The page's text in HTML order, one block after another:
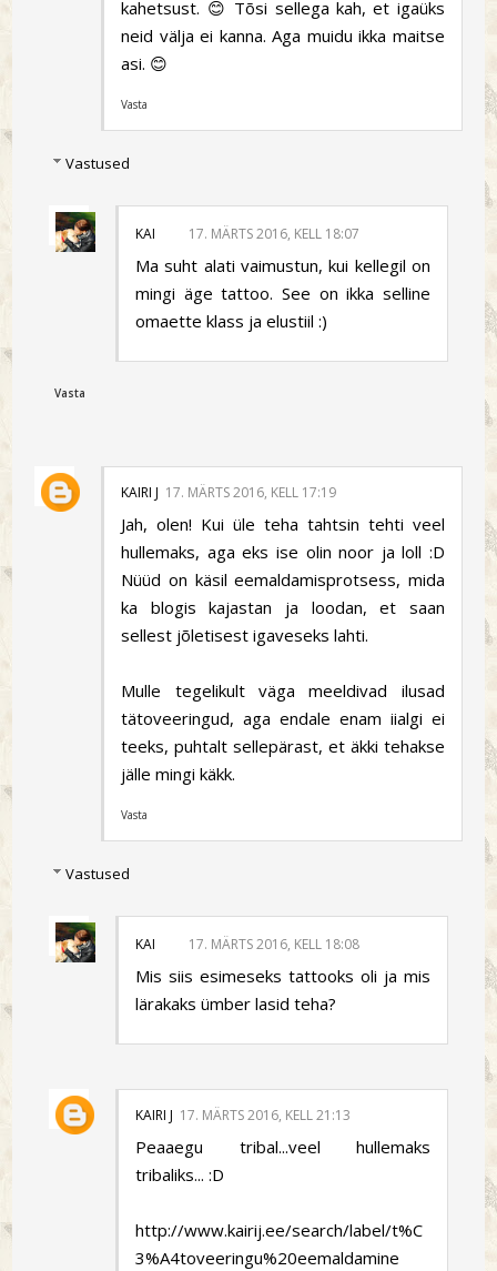
kahetsust. 😊 Tõsi sellega kah, et igaüks
neid välja ei kanna. Aga muidu ikka maitse
asi. 😊
Vasta
Vastused
KAI 17. MÄRTS 2016, KELL 18:07
Ma suht alati vaimustun, kui kellegil on
mingi äge tattoo. See on ikka selline
omaette klass ja elustiil :)
Vasta
KAIRI J 17. MÄRTS 2016, KELL 17:19
Jah, olen! Kui üle teha tahtsin tehti veel
hullemaks, aga eks ise olin noor ja loll :D
Nüüd on käsil eemaldamisprotsess, mida
ka blogis kajastan ja loodan, et saan
sellest jõletisest igaveseks lahti.
Mulle tegelikult väga meeldivad ilusad
tätoveeringud, aga endale enam iialgi ei
teeks, puhtalt sellepärast, et äkki tehakse
jälle mingi käkk.
Vasta
Vastused
KAI 17. MÄRTS 2016, KELL 18:08
Mis siis esimeseks tattooks oli ja mis
lärakaks ümber lasid teha?
KAIRI J 17. MÄRTS 2016, KELL 21:13
Peaaegu tribal...veel hullemaks
tribaliks... :D
http://www.kairij.ee/search/label/t%C
3%A4toveeringu%20eemaldamine